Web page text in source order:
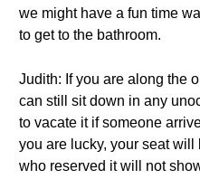
we might have a fun time
to get to the bathroom.
Judith: If you are along the
can still sit down in any
to vacate it if someone
you are lucky, your seat
who reserved it will not